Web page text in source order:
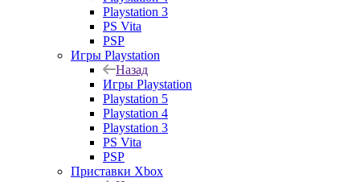
Playstation 3
PS Vita
PSP
Игры Playstation
Назад
Игры Playstation
Playstation 5
Playstation 4
Playstation 3
PS Vita
PSP
Приставки Xbox